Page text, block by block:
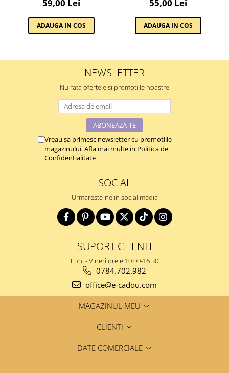
59,00 Lei
ADAUGA IN COS
55,00 Lei
ADAUGA IN COS
NEWSLETTER
Nu rata ofertele si promotiile noastre
Vreau sa primesc newsletter cu promotiile
magazinului. Afla mai multe in Politica de
Confidentialitate
SOCIAL
Urmareste-ne in social media
SUPORT CLIENTI
Luni - Vineri orele 10.00-16.30
0784.702.982
office@e-cadou.com
MAGAZINUL MEU
CLIENTI
DATE COMERCIALE